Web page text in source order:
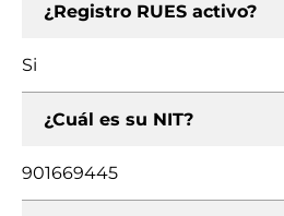
¿Registro RUES activo?
Si
¿Cuál es su NIT?
901669445